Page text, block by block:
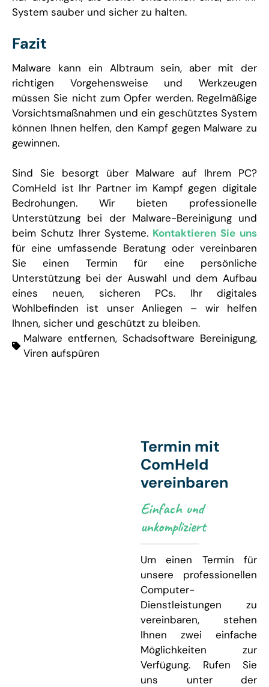
System sauber und sicher zu halten.
Fazit
Malware kann ein Albtraum sein, aber mit der
richtigen Vorgehensweise und Werkzeugen
müssen Sie nicht zum Opfer werden. Regelmäßige
Vorsichtsmaßnahmen und ein geschütztes System
können Ihnen helfen, den Kampf gegen Malware zu
gewinnen.
Sind Sie besorgt über Malware auf Ihrem PC?
ComHeld ist Ihr Partner im Kampf gegen digitale
Bedrohungen. Wir bieten professionelle
Unterstützung bei der Malware-Bereinigung und
beim Schutz Ihrer Systeme. Kontaktieren Sie uns
für eine umfassende Beratung oder vereinbaren
Sie einen Termin für eine persönliche
Unterstützung bei der Auswahl und dem Aufbau
eines neuen, sicheren PCs. Ihr digitales
Wohlbefinden ist unser Anliegen – wir helfen
Ihnen, sicher und geschützt zu bleiben.
Malware entfernen, Schadsoftware Bereinigung,
Viren aufspüren
Termin mit
ComHeld
vereinbaren
Einfach und
unkompliziert
Um einen Termin für
unsere professionellen
Computer-
Dienstleistungen zu
vereinbaren, stehen
Ihnen zwei einfache
Möglichkeiten zur
Verfügung. Rufen Sie
uns unter der